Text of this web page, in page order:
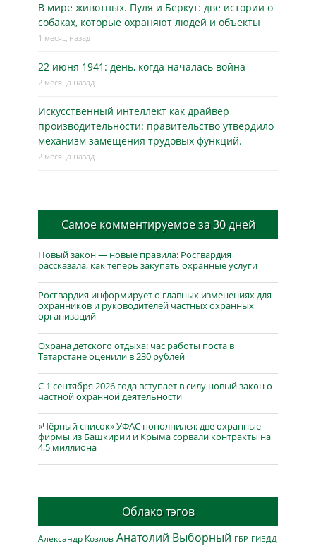
В мире животных. Пуля и Беркут: две истории о
собаках, которые охраняют людей и объекты
1 месяц назад
22 июня 1941: день, когда началась война
2 месяца назад
Искусственный интеллект как драйвер
производительности: правительство утвердило
механизм замещения трудовых функций.
2 месяца назад
Самое комментируемое за 30 дней
Новый закон — новые правила: Росгвардия
рассказала, как теперь закупать охранные услуги
Росгвардия информирует о главных изменениях для
охранников и руководителей частных охранных
организаций
Охрана детского отдыха: час работы поста в
Татарстане оценили в 230 рублей
С 1 сентября 2026 года вступает в силу новый закон о
частной охранной деятельности
«Чёрный список» УФАС пополнился: две охранные
фирмы из Башкирии и Крыма сорвали контракты на
4,5 миллиона
Облако тэгов
Александр Козлов Анатолий Выборный ГБР ГИБДД